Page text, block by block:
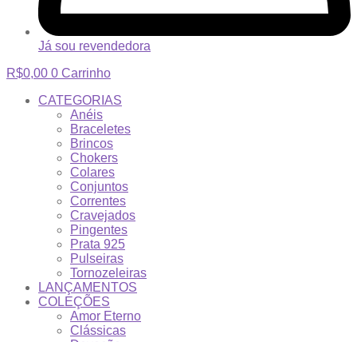
Já sou revendedora
R$0,00 0 Carrinho
CATEGORIAS
Anéis
Braceletes
Brincos
Chokers
Colares
Conjuntos
Correntes
Cravejados
Pingentes
Prata 925
Pulseiras
Tornozeleiras
LANÇAMENTOS
COLEÇÕES
Amor Eterno
Clássicas